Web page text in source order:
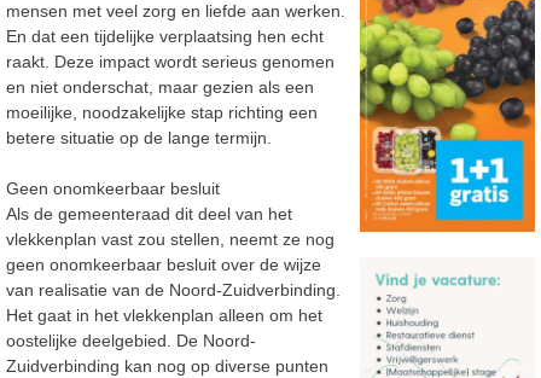
mensen met veel zorg en liefde aan werken.
En dat een tijdelijke verplaatsing hen echt
raakt. Deze impact wordt serieus genomen
en niet onderschat, maar gezien als een
moeilijke, noodzakelijke stap richting een
betere situatie op de lange termijn.
Geen onomkeerbaar besluit
Als de gemeenteraad dit deel van het
vlekkenplan vast zou stellen, neemt ze nog
geen onomkeerbaar besluit over de wijze
van realisatie van de Noord-Zuidverbinding.
Het gaat in het vlekkenplan alleen om het
oostelijke deelgebied. De Noord-
Zuidverbinding kan nog op diverse punten